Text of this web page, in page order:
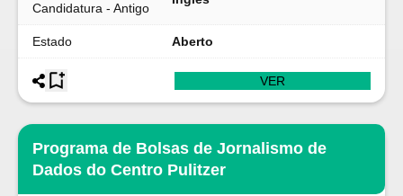
Candidatura - Antigo
Estado Aberto
VER
Programa de Bolsas de Jornalismo de
Dados do Centro Pulitzer